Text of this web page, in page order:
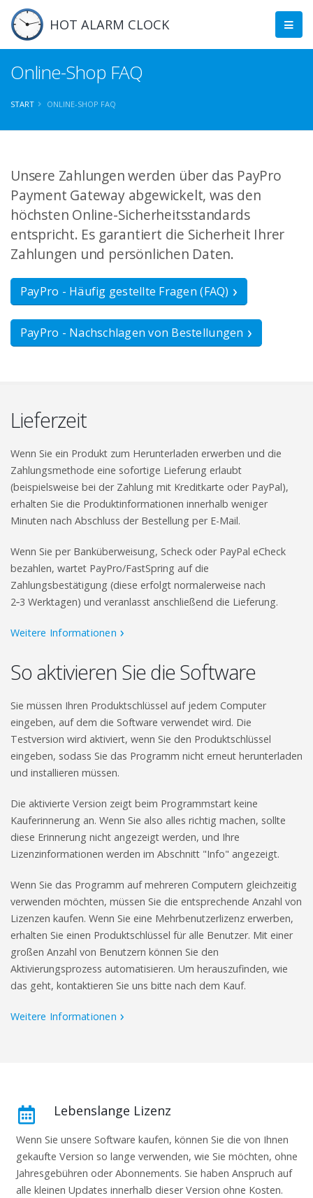
HOT ALARM CLOCK
Online-Shop FAQ
START ONLINE-SHOP FAQ
Unsere Zahlungen werden über das PayPro
Payment Gateway abgewickelt, was den
höchsten Online-Sicherheitsstandards
entspricht. Es garantiert die Sicherheit Ihrer
Zahlungen und persönlichen Daten.
PayPro - Häufig gestellte Fragen (FAQ)
PayPro - Nachschlagen von Bestellungen
Lieferzeit
Wenn Sie ein Produkt zum Herunterladen erwerben und die
Zahlungsmethode eine sofortige Lieferung erlaubt
(beispielsweise bei der Zahlung mit Kreditkarte oder PayPal),
erhalten Sie die Produktinformationen innerhalb weniger
Minuten nach Abschluss der Bestellung per E-Mail.
Wenn Sie per Banküberweisung, Scheck oder PayPal eCheck
bezahlen, wartet PayPro/FastSpring auf die
Zahlungsbestätigung (diese erfolgt normalerweise nach
2‑3 Werktagen) und veranlasst anschließend die Lieferung.
Weitere Informationen
So aktivieren Sie die Software
Sie müssen Ihren Produktschlüssel auf jedem Computer
eingeben, auf dem die Software verwendet wird. Die
Testversion wird aktiviert, wenn Sie den Produktschlüssel
eingeben, sodass Sie das Programm nicht erneut herunterladen
und installieren müssen.
Die aktivierte Version zeigt beim Programmstart keine
Kauferinnerung an. Wenn Sie also alles richtig machen, sollte
diese Erinnerung nicht angezeigt werden, und Ihre
Lizenzinformationen werden im Abschnitt "Info" angezeigt.
Wenn Sie das Programm auf mehreren Computern gleichzeitig
verwenden möchten, müssen Sie die entsprechende Anzahl von
Lizenzen kaufen. Wenn Sie eine Mehrbenutzerlizenz erwerben,
erhalten Sie einen Produktschlüssel für alle Benutzer. Mit einer
großen Anzahl von Benutzern können Sie den
Aktivierungsprozess automatisieren. Um herauszufinden, wie
das geht, kontaktieren Sie uns bitte nach dem Kauf.
Weitere Informationen
Lebenslange Lizenz
Wenn Sie unsere Software kaufen, können Sie die von Ihnen
gekaufte Version so lange verwenden, wie Sie möchten, ohne
Jahresgebühren oder Abonnements. Sie haben Anspruch auf
alle kleinen Updates innerhalb dieser Version ohne Kosten.